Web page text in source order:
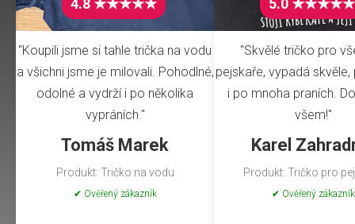
4.8 ★★★★★
"Koupili jsme si tahle trička na vodu
a všichni jsme je milovali. Pohodlné,
odolné a vydrží i po několika
vypráních."
Tomáš Marek
Produkt: Tričko na vodu
✔ Ověřený zákazník
5.0 ★★★★★
"Skvělé tričko pro
pejskaře, vypadá
i po mnoha praních.
všem!"
Karel
Produkt: Tričko pro
✔ Ověřený zákazník